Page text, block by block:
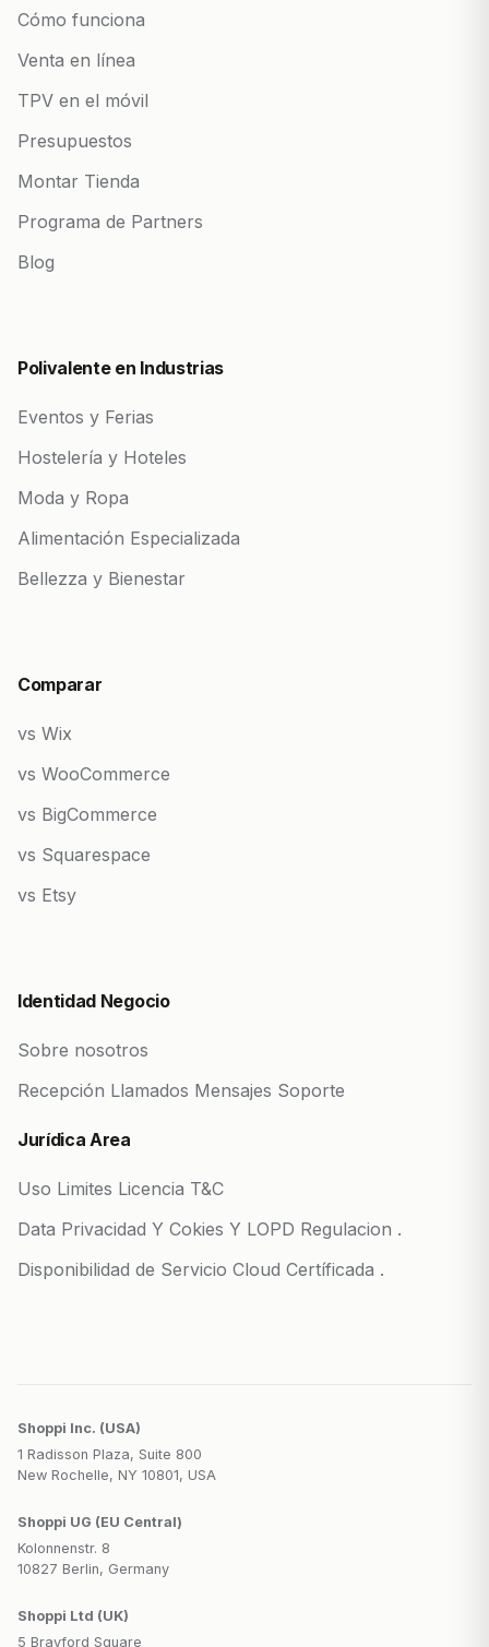
Cómo funciona
Venta en línea
TPV en el móvil
Presupuestos
Montar Tienda
Programa de Partners
Blog
Polivalente en Industrias
Eventos y Ferias
Hostelería y Hoteles
Moda y Ropa
Alimentación Especializada
Bellezza y Bienestar
Comparar
vs Wix
vs WooCommerce
vs BigCommerce
vs Squarespace
vs Etsy
Identidad Negocio
Sobre nosotros
Recepción Llamados Mensajes Soporte
Jurídica Area
Uso Limites Licencia T&C
Data Privacidad Y Cokies Y LOPD Regulacion .
Disponibilidad de Servicio Cloud Certíficada .
Shoppi Inc. (USA)
1 Radisson Plaza, Suite 800
New Rochelle, NY 10801, USA
Shoppi UG (EU Central)
Kolonnenstr. 8
10827 Berlin, Germany
Shoppi Ltd (UK)
5 Brayford Square